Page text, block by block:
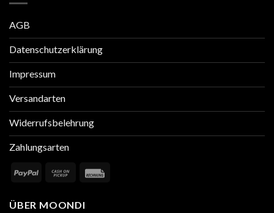
AGB
Datenschutzerklärung
Impressum
Versandarten
Widerrufsbelehrung
Zahlungsarten
ÜBER MOONDI